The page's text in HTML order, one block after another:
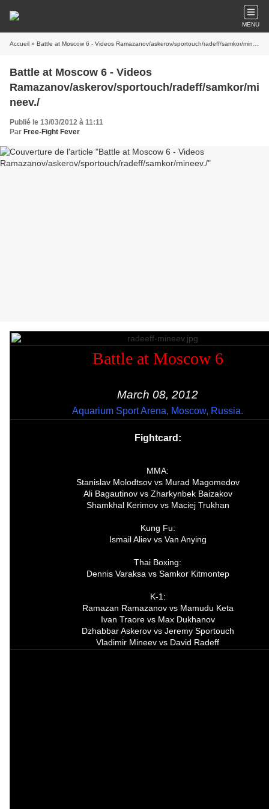
MENU
Accueil » Battle at Moscow 6 - Videos Ramazanov/askerov/sportouch/radeff/samkor/mineev./
Battle at Moscow 6 - Videos
Ramazanov/askerov/sportouch/radeff/samkor/mi
neev./
Publié le 13/03/2012 à 11:11
Par Free-Fight Fever
Battle at Moscow 6
March 08, 2012
Aquarium Sport Arena, Moscow, Russia.
Fightcard:
MMA:
Stanislav Molodtsov vs Murad Magomedov
Ali Bagautinov vs Zharkynbek Baizakov
Shamkhal Kerimov vs Maciej Trukhan
Kung Fu:
Ismail Aliev vs Van Anying
Thai Boxing:
Dennis Varaksa vs Samkor Kitmontep
K-1:
Ramazan Ramazanov vs Mamudu Keta
Ivan Traore vs Max Dukhanov
Dzhabbar Askerov vs Jeremy Sportouch
Vladimir Mineev vs David Radeff